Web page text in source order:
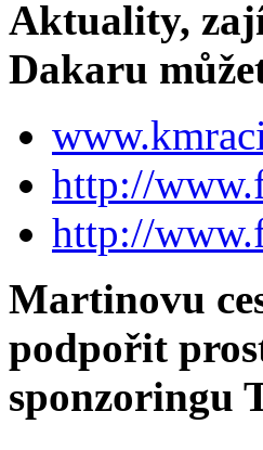
Aktuality,
Dakaru
http://
http://
Martinovu
podpořit
sponzoringu